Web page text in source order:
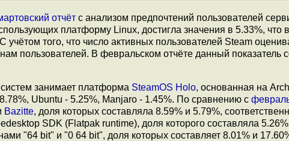
отчёт с анализом предпочтений пользователей
платформу Linux, достигла значения в 5.33%,
того, что число активных пользователей Steam
пользователей. В февральском отчёте данный показатель
занимает платформа SteamOS Holo, основанная на
Ubuntu - 5.25%, Manjaro - 1.45%. По сравнению с
Bazitte, доля которых составляла 8.59% и 5.79%,
SDK (Flatpak runtime), доля которого составляла
"64 bit" и "0 64 bit", доля которых составляет 8.01% и